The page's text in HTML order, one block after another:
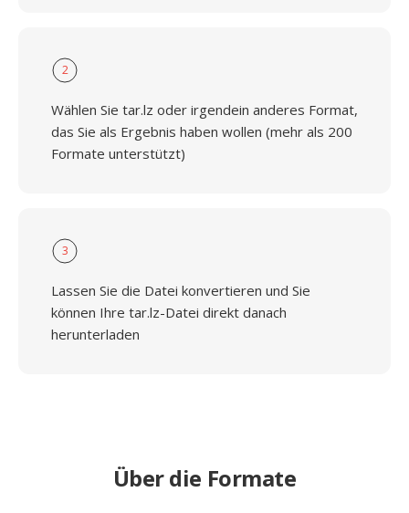
2
Wählen Sie tar.lz oder irgendein anderes Format,
das Sie als Ergebnis haben wollen (mehr als 200
Formate unterstützt)
3
Lassen Sie die Datei konvertieren und Sie
können Ihre tar.lz-Datei direkt danach
herunterladen
Über die Formate